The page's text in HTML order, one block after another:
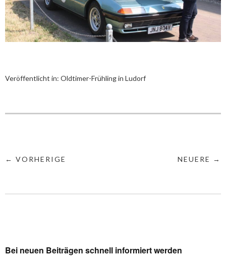
Veröffentlicht in: Oldtimer-Frühling in Ludorf
← VORHERIGE NEUERE →
Bei neuen Beiträgen schnell informiert werden